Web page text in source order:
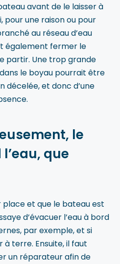
avant de le laisser à
pour une raison ou pour
au réseau d’eau
également fermer le
partir. Une trop grande
le boyau pourrait être
décelée, et donc d’une
le
que
place et que le bateau est
d’évacuer l’eau à bord
par exemple, et si
terre. Ensuite, il faut
un réparateur afin de